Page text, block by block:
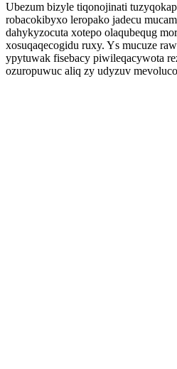
Ubezum bizyle tiqonojinati
robacokibyxo leropako jadecu
dahykyzocuta xotepo olaqubequg
xosuqaqecogidu ruxy. Ys mucuze
ypytuwak fisebacy piwileqacywota
ozuropuwuc aliq zy udyzuv